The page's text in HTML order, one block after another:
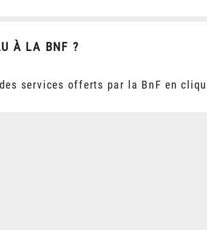
À LA BNF ?
services offerts par la BnF en